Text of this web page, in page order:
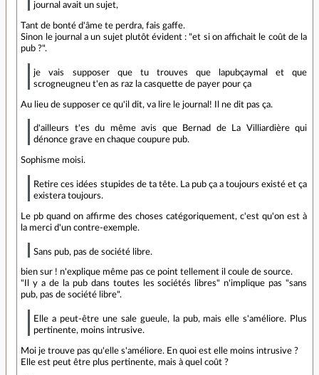
journal avait un sujet,
Tant de bonté d'âme te perdra, fais gaffe.
Sinon le journal a un sujet plutôt évident : "et si on affichait le coût de la
pub ?".
je vais supposer que tu trouves que lapubçaymal et que
scrogneugneu t'en as raz la casquette de payer pour ça
Au lieu de supposer ce qu'il dit, va lire le journal! Il ne dit pas ça.
d'ailleurs t'es du même avis que Bernad de La Villiardière qui
dénonce grave en chaque coupure pub.
Sophisme moisi.
Retire ces idées stupides de ta tête. La pub ça a toujours existé et ça
existera toujours.
Le pb quand on affirme des choses catégoriquement, c'est qu'on est à
la merci d'un contre-exemple.
Sans pub, pas de société libre.
bien sur ! n'explique même pas ce point tellement il coule de source.
"Il y a de la pub dans toutes les sociétés libres" n'implique pas "sans
pub, pas de société libre".
Elle a peut-être une sale gueule, la pub, mais elle s'améliore. Plus
pertinente, moins intrusive.
Moi je trouve pas qu'elle s'améliore. En quoi est elle moins intrusive ?
Elle est peut être plus pertinente, mais à quel coût ?